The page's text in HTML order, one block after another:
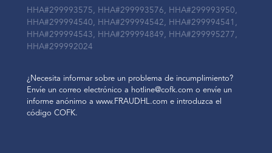
HHA#299993575, HHA#299993576, HHA#299993950,
HHA#299994540, HHA#299994542, HHA#299994541,
HHA#299994543, HHA#299994849, HHA#299995277,
HHA#299992024
¿Necesita informar sobre un problema de incumplimiento?
Envíe un correo electrónico a hotline@cofk.com o envíe un
informe anónimo a www.FRAUDHL.com e introduzca el
código COFK.